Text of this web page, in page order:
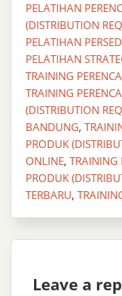
PELATIHAN
(DISTRIBUTION
PELATIHAN
PELATIHAN
TRAINING
TRAINING
(DISTRIBUTION
BANDUNG,
PRODUK
ONLINE, TRAINING
PRODUK
TERBARU,
Leave a